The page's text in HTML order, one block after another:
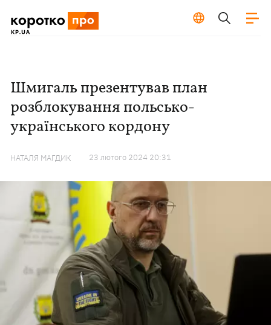
Шмигаль презентував план
розблокування польсько-
українського кордону
НАТАЛЯ МАГДИК 23 лютого 2024 20:31